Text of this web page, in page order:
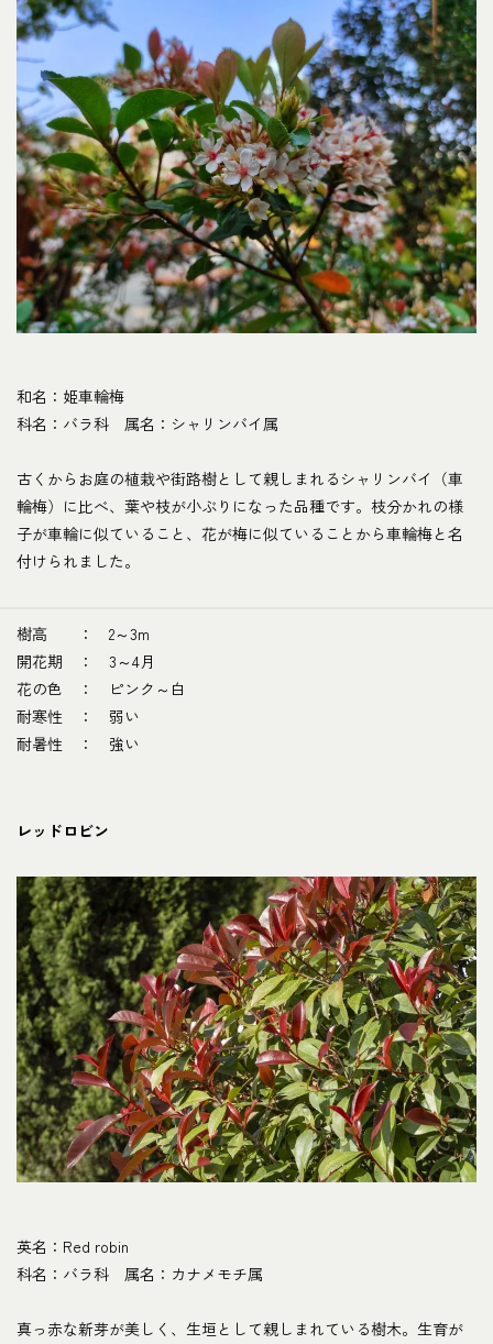
和名：姫車輪梅
科名：バラ科 属名：シャリンバイ属
古くからお庭の植栽や街路樹として親しまれるシャリンバイ（車
輪梅）に比べ、葉や枝が小ぶりになった品種です。枝分かれの様
子が車輪に似ていること、花が梅に似ていることから車輪梅と名
付けられました。
樹高 ： 2～3m
開花期 ： 3～4月
花の色 ： ピンク～白
耐寒性 ： 弱い
耐暑性 ： 強い
レッドロビン
英名：Red robin
科名：バラ科 属名：カナメモチ属
真っ赤な新芽が美しく、生垣として親しまれている樹木。生育が